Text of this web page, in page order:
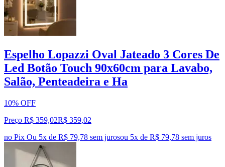
Espelho Lopazzi Oval Jateado 3 Cores De
Led Botão Touch 90x60cm para Lavabo,
Salão, Penteadeira e Ha
10% OFF
Preço R$ 359,02R$ 359,02
no Pix Ou 5x de R$ 79,78 sem jurosou 5x de R$ 79,78 sem juros